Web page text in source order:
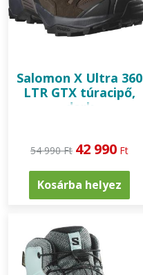
Salomon X Ultra 360
LTR GTX túracipő,
dark
54 990 Ft 42 990 Ft
Kosárba helyez